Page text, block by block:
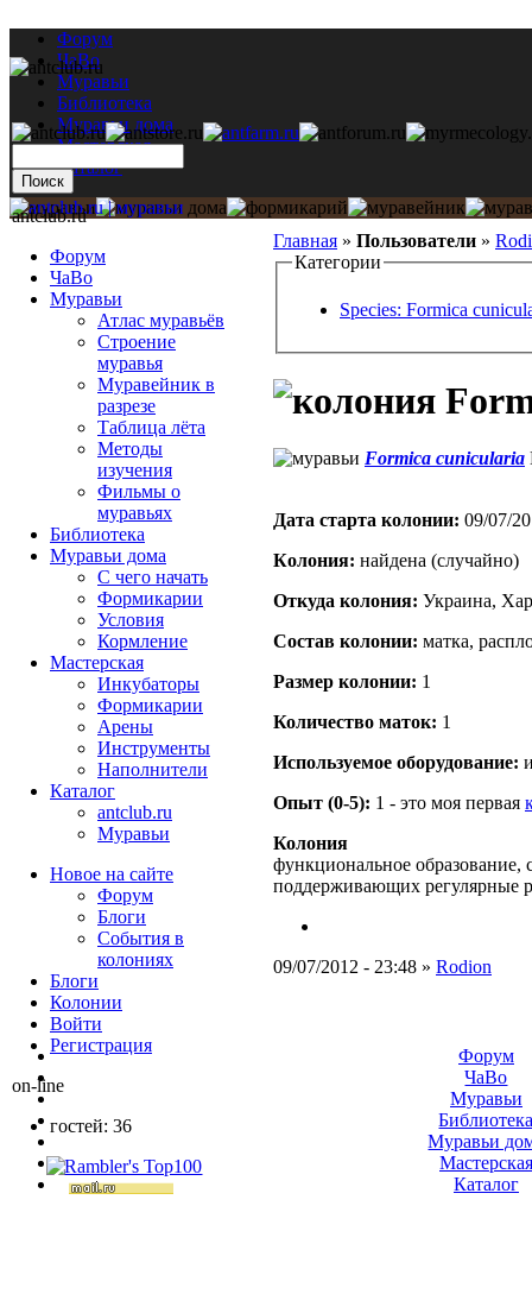
Форум
ЧаВо
Муравьи
Библиотека
Муравьи дома
Мастерская
Каталог
Главная » Пользователи »
Категории
Species: Formica
Formica cunicularia
Дата старта кoлонии: 09/07/
Кoлония: найдена (случайно)
Откуда кoлония: Украина,
Состав кoлонии: матка,
Размер кoлонии: 1
Количество маток: 1
Используемое оборудование:
Опыт (0-5): 1 - это моя первая
Колония
функциональное образование,
поддерживающих регулярные
09/07/2012 - 23:48 » Rodion
antclub.ru
Форум
ЧаВо
Муравьи
Атлас муравьёв
Строение
муравья
Муравейник в
разрезе
Таблица лёта
Методы
изучения
Фильмы о
муравьях
Библиотека
Муравьи дома
С чего начать
Формикарии
Условия
Кормление
Мастерская
Инкубаторы
Формикарии
Арены
Инструменты
Наполнители
Каталог
antclub.ru
Муравьи
Новое на сайте
Форум
Блоги
События в
колониях
Блоги
Колонии
Войти
Peгиcтpaция
on-line
гостей: 36
Форум
ЧаВо
Муравьи
Муравьи
Мастерская
Каталог